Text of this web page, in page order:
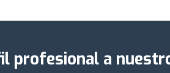
profesional a